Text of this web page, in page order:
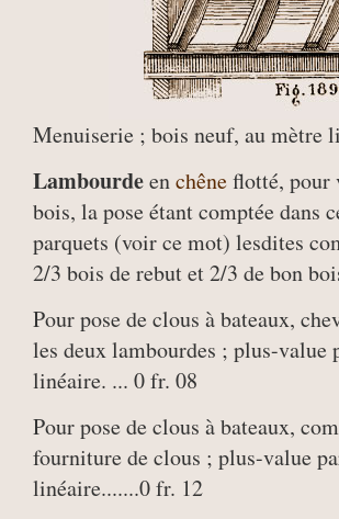
Menuiserie ; bois neuf, au mètre
Lambourdeenchêneflotté, pour
bois, la pose étant comptée dans
parquets (voir ce mot) lesdites
2/3 bois de rebut et 2/3 de bon
Pour pose de clous à bateaux,
les deux lambourdes ; plus-value
linéaire. ... 0 fr. 08
Pour pose de clous à bateaux,
fourniture de clous ; plus-value
linéaire.......0 fr. 12